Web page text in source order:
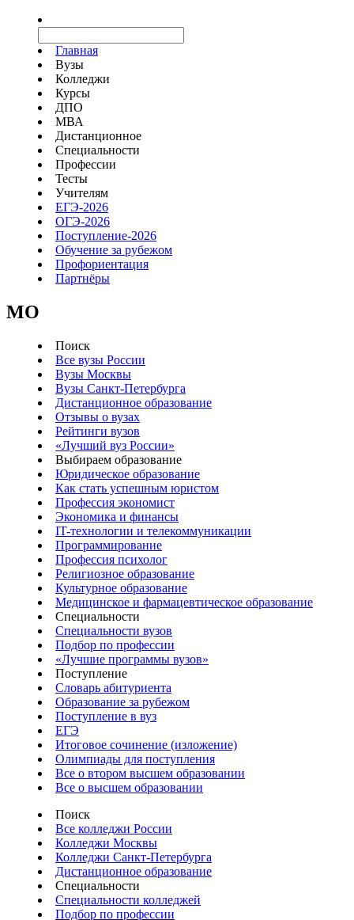
Главная
Вузы
Колледжи
Курсы
ДПО
МВА
Дистанционное
Специальности
Профессии
Тесты
Учителям
ЕГЭ-2026
ОГЭ-2026
Поступление-2026
Обучение за рубежом
Профориентация
Партнёры
MO
Поиск
Все вузы России
Вузы Москвы
Вузы Санкт-Петербурга
Дистанционное образование
Отзывы о вузах
Рейтинги вузов
«Лучший вуз России»
Выбираем образование
Юридическое образование
Как стать успешным юристом
Профессия экономист
Экономика и финансы
IT-технологии и телекоммуникации
Программирование
Профессия психолог
Религиозное образование
Культурное образование
Медицинское и фармацевтическое образование
Специальности
Специальности вузов
Подбор по профессии
«Лучшие программы вузов»
Поступление
Словарь абитуриента
Образование за рубежом
Поступление в вуз
ЕГЭ
Итоговое сочинение (изложение)
Олимпиады для поступления
Все о втором высшем образовании
Все о высшем образовании
Поиск
Все колледжи России
Колледжи Москвы
Колледжи Санкт-Петербурга
Дистанционное образование
Специальности
Специальности колледжей
Подбор по профессии